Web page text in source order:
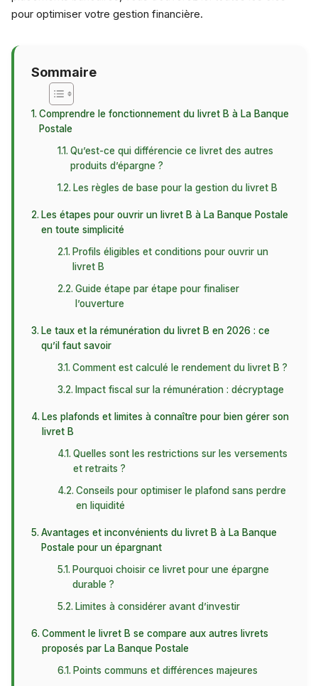
pour optimiser votre gestion financière.
Sommaire
Comprendre le fonctionnement du livret B à La Banque
Postale
Qu’est-ce qui différencie ce livret des autres
produits d’épargne ?
Les règles de base pour la gestion du livret B
Les étapes pour ouvrir un livret B à La Banque Postale
en toute simplicité
Profils éligibles et conditions pour ouvrir un
livret B
Guide étape par étape pour finaliser
l’ouverture
Le taux et la rémunération du livret B en 2026 : ce
qu’il faut savoir
Comment est calculé le rendement du livret B ?
Impact fiscal sur la rémunération : décryptage
Les plafonds et limites à connaître pour bien gérer son
livret B
Quelles sont les restrictions sur les versements
et retraits ?
Conseils pour optimiser le plafond sans perdre
en liquidité
Avantages et inconvénients du livret B à La Banque
Postale pour un épargnant
Pourquoi choisir ce livret pour une épargne
durable ?
Limites à considérer avant d’investir
Comment le livret B se compare aux autres livrets
proposés par La Banque Postale
Points communs et différences majeures